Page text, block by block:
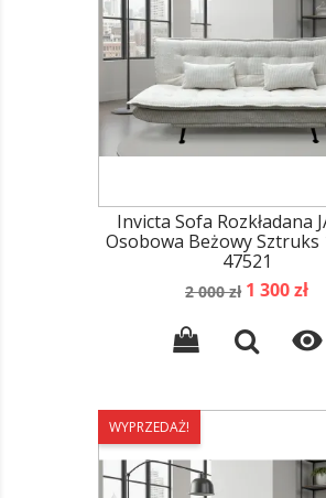
Invicta Sofa Rozkładana
Osobowa Beżowy Sztruks
47521
Cena
2 000 zł Cena
1 300 zł

WYPRZEDAŻ!